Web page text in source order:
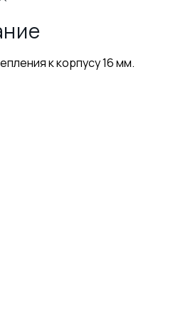
к корпусу 16 мм.